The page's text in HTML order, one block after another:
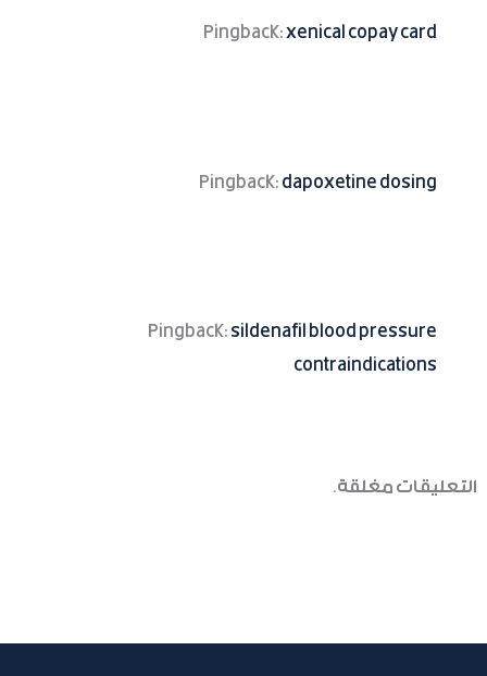
Pingback:xenical copay card
Pingback:dapoxetine dosing
Pingback:sildenafil blood pressure
contraindications
التعليقات مغلقة.